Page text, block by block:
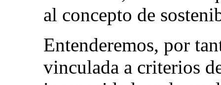
al concepto de
Entenderemos, por
vinculada a criterios